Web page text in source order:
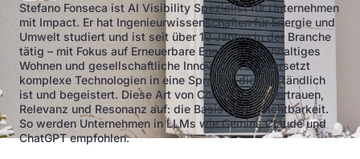
Stefano Fonseca ist AI Visibility Spezialist für Unternehmen
mit Impact. Er hat Ingenieurwissenschaften für Energie und
Umwelt studiert und ist seit über 10 Jahren in der Branche
tätig – mit Fokus auf Erneuerbare Energien, nachhaltiges
Wohnen und gesellschaftliche Innovation. Er übersetzt
komplexe Technologien in eine Sprache, die verständlich
ist und begeistert. Diese Art von Content baut Vertrauen,
Relevanz und Resonanz auf: die Basis für KI-Sichtbarkeit.
So werden Unternehmen in LLMs wie Gemini, Claude und
ChatGPT empfohlen.